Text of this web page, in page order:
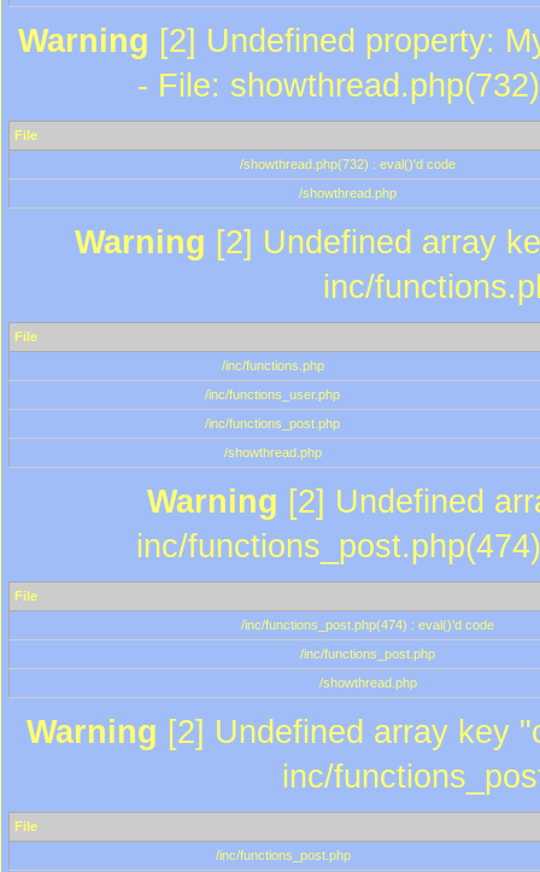
Warning [2] Undefined property:
- File:
File
/showthread.php(732) : eval()'d code
/showthread.php
Warning [2] Undefined array
inc/
File
/inc/functions.php
/inc/functions_user.php
/inc/functions_post.php
/showthread.php
Warning [2] Undefined
inc/
File
/inc/functions_post.php(474) : eval()'d code
/inc/functions_post.php
/showthread.php
Warning [2] Undefined array key
inc/
File
/inc/functions_post.php